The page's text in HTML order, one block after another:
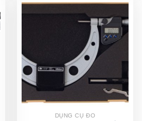
DỤNG CỤ ĐO